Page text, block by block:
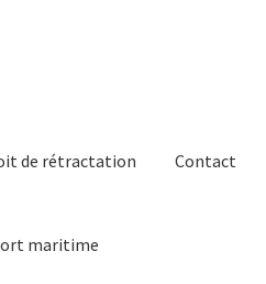
de rétractation Contact
maritime